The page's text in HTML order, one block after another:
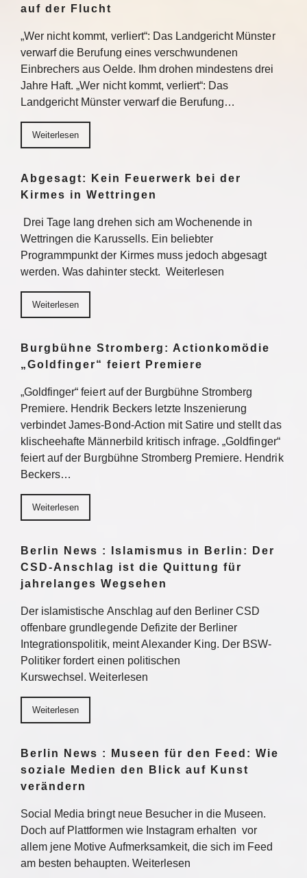
auf der Flucht
„Wer nicht kommt, verliert“: Das Landgericht Münster
verwarf die Berufung eines verschwundenen
Einbrechers aus Oelde. Ihm drohen mindestens drei
Jahre Haft. „Wer nicht kommt, verliert“: Das
Landgericht Münster verwarf die Berufung…
Weiterlesen
Abgesagt: Kein Feuerwerk bei der
Kirmes in Wettringen
Drei Tage lang drehen sich am Wochenende in
Wettringen die Karussells. Ein beliebter
Programmpunkt der Kirmes muss jedoch abgesagt
werden. Was dahinter steckt. Weiterlesen
Weiterlesen
Burgbühne Stromberg: Actionkomödie
„Goldfinger“ feiert Premiere
„Goldfinger“ feiert auf der Burgbühne Stromberg
Premiere. Hendrik Beckers letzte Inszenierung
verbindet James-Bond-Action mit Satire und stellt das
klischeehafte Männerbild kritisch infrage. „Goldfinger“
feiert auf der Burgbühne Stromberg Premiere. Hendrik
Beckers…
Weiterlesen
Berlin News : Islamismus in Berlin: Der
CSD-Anschlag ist die Quittung für
jahrelanges Wegsehen
Der islamistische Anschlag auf den Berliner CSD
offenbare grundlegende Defizite der Berliner
Integrationspolitik, meint Alexander King. Der BSW-
Politiker fordert einen politischen
Kurswechsel. Weiterlesen
Weiterlesen
Berlin News : Museen für den Feed: Wie
soziale Medien den Blick auf Kunst
verändern
Social Media bringt neue Besucher in die Museen.
Doch auf Plattformen wie Instagram erhalten vor
allem jene Motive Aufmerksamkeit, die sich im Feed
am besten behaupten. Weiterlesen